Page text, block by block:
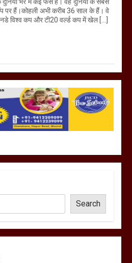
दुनिया भर में कई फैंस हैं। वह दुनिया के सबसे
पर हैं।कोहली अभी करीब 36 साल के हैं। वे
विश्व कप और टी20 वर्ल्ड कप में खेल […]
Search